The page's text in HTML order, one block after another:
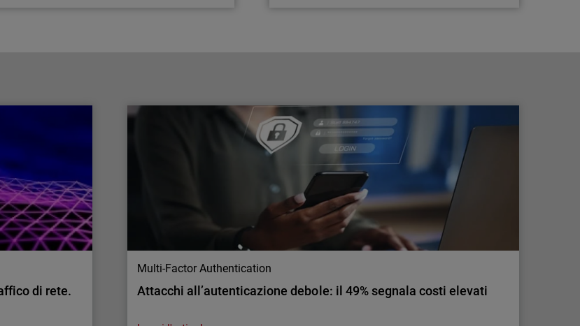
della cybersecurity. Analizziamo le
ragioni di questo cambiamento e come
WatchGuard fornisce strumenti di intelligenza
artificiale all'avanguardia per le nuove
minacce informatiche.
di rete.
Multi-Factor Authentication
Attacchi all’autenticazione debole: il 49% segnala costi elevati